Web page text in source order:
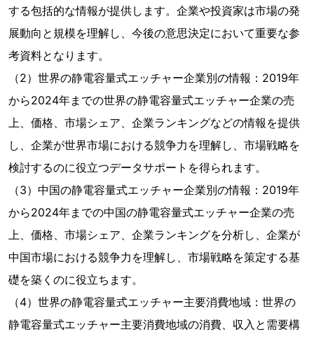
する包括的な情報が提供します。企業や投資家は市場の発
展動向と規模を理解し、今後の意思決定において重要な参
考資料となります。
（2）世界の静電容量式エッチャー企業別の情報：2019年
から2024年までの世界の静電容量式エッチャー企業の売
上、価格、市場シェア、企業ランキングなどの情報を提供
し、企業が世界市場における競争力を理解し、市場戦略を
検討するのに役立つデータサポートを得られます。
（3）中国の静電容量式エッチャー企業別の情報：2019年
から2024年までの中国の静電容量式エッチャー企業の売
上、価格、市場シェア、企業ランキングを分析し、企業が
中国市場における競争力を理解し、市場戦略を策定する基
礎を築くのに役立ちます。
（4）世界の静電容量式エッチャー主要消費地域：世界の
静電容量式エッチャー主要消費地域の消費、収入と需要構